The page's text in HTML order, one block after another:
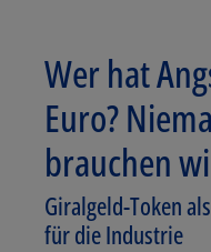
Wer hat
Euro?
brauchen
Giralgeld-Token
für die Industrie